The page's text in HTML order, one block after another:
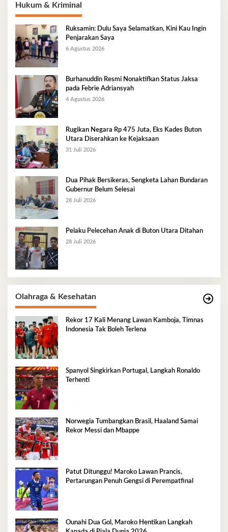
Hukum & Kriminal
Ruksamin: Dulu Saya Selamatkan, Kini Kau Ingin
Penjarakan Saya
6 Agustus 2026
Burhanuddin Resmi Nonaktifkan Status Jaksa
pada Febrie Adriansyah
4 Agustus 2026
Rugikan Negara Rp 475 Juta, Eks Kades Buton
Utara Diserahkan ke Kejaksaan
31 Juli 2026
Dua Pihak Bersikeras, Sengketa Lahan Bundaran
Gubernur Belum Selesai
28 Juli 2026
Pelaku Pelecehan Anak di Buton Utara Ditahan
28 Juli 2026
Olahraga & Kesehatan
Rekor 17 Kali Menang Lawan Kamboja, Timnas
Indonesia Tak Boleh Terlena
Spanyol Singkirkan Portugal, Langkah Ronaldo
Terhenti
Norwegia Tumbangkan Brasil, Haaland Samai
Rekor Messi dan Mbappe
Patut Ditunggu! Maroko Lawan Prancis,
Pertarungan Penuh Gengsi di Perempatfinal
Ounahi Dua Gol, Maroko Hentikan Langkah